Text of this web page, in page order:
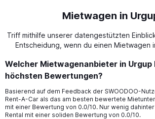
Mietwagen in
Triff mithilfe unserer datengestützten
Entscheidung, wenn du einen Mietwagen
Welcher Mietwagenanbieter in Urgup
höchsten Bewertungen?
Basierend auf dem Feedback der SWOODOO-
Rent-A-Car als das am besten bewertete
mit einer Bewertung von 0.0/10. Nur wenig
Rental mit einer soliden Bewertung von 0.0/10.